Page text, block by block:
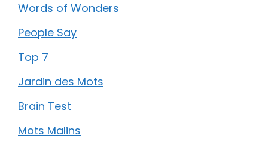
Words of Wonders
People Say
Top 7
Jardin des Mots
Brain Test
Mots Malins